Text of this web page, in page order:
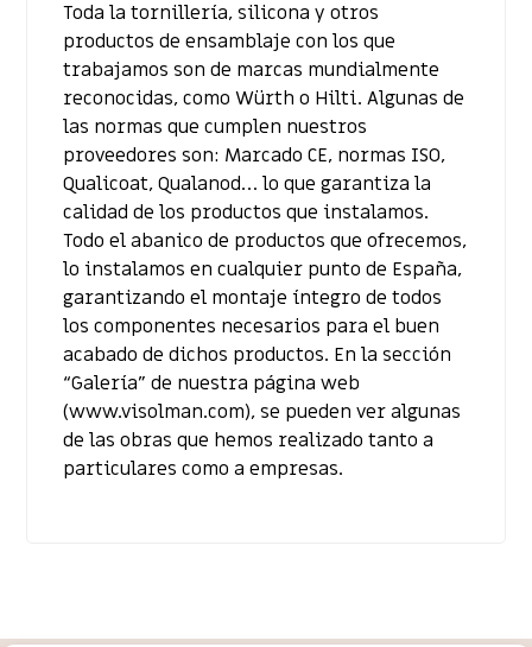
Toda la tornillería, silicona y otros
productos de ensamblaje con los que
trabajamos son de marcas mundialmente
reconocidas, como Würth o Hilti. Algunas de
las normas que cumplen nuestros
proveedores son: Marcado CE, normas ISO,
Qualicoat, Qualanod… lo que garantiza la
calidad de los productos que instalamos.
Todo el abanico de productos que ofrecemos,
lo instalamos en cualquier punto de España,
garantizando el montaje íntegro de todos
los componentes necesarios para el buen
acabado de dichos productos. En la sección
“Galería” de nuestra página web
(www.visolman.com), se pueden ver algunas
de las obras que hemos realizado tanto a
particulares como a empresas.